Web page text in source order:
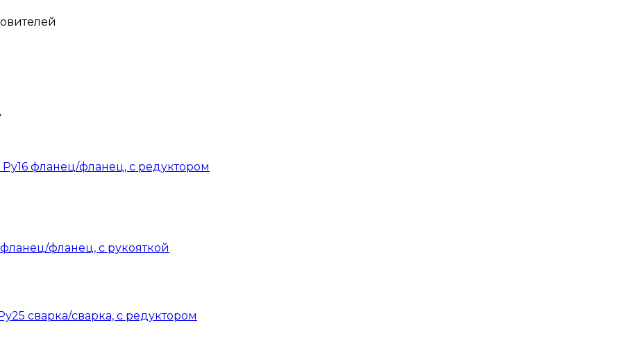
фланец/фланец, с редуктором
фланец, с рукояткой
сварка/сварка, с редуктором